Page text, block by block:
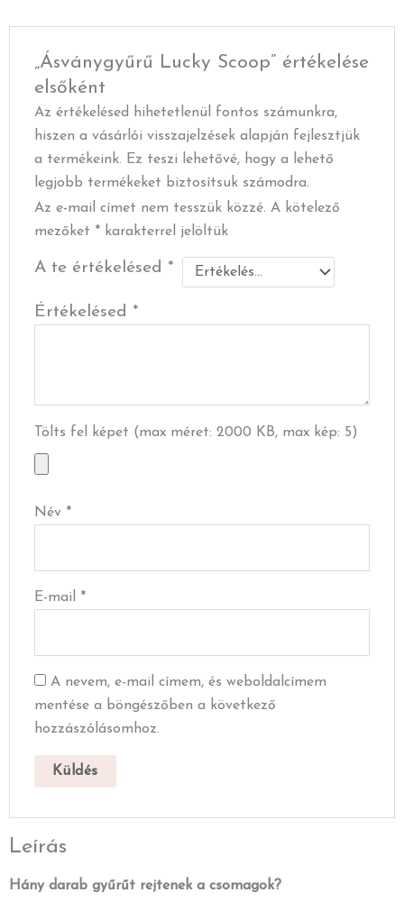
„Ásványgyűrű Lucky Scoop” értékelése
elsőként
Az értékelésed hihetetlenül fontos számunkra,
hiszen a vásárlói visszajelzések alapján fejlesztjük
a termékeink. Ez teszi lehetővé, hogy a lehető
legjobb termékeket biztosítsuk számodra.
Az e-mail címet nem tesszük közzé. A kötelező
mezőket *karakterrel jelöltük
A te értékelésed *
Értékelésed *
Tölts fel képet (max méret: 2000 KB, max kép: 5)
Név *
E-mail *
A nevem, e-mail címem, és weboldalcímem
mentése a böngészőben a következő
hozzászólásomhoz.
Leírás
Hány darab gyűrűt rejtenek a csomagok?